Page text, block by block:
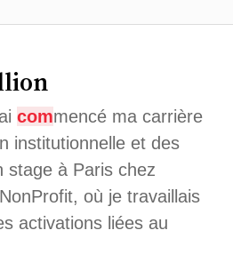
commencé ma carrière
institutionnelle et des
stage à Paris chez
où je travaillais
activations liées au